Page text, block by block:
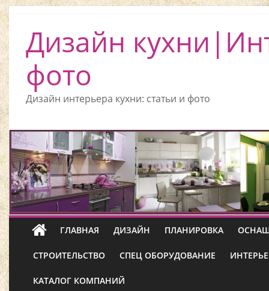
Дизайн
фото
Дизайн интерьера кухни: статьи и фото
ГЛАВНАЯ ДИЗАЙН ПЛАНИРОВКА
СТРОИТЕЛЬСТВО СПЕЦ ОБОРУДОВАНИЕ
КАТАЛОГ КОМПАНИЙ